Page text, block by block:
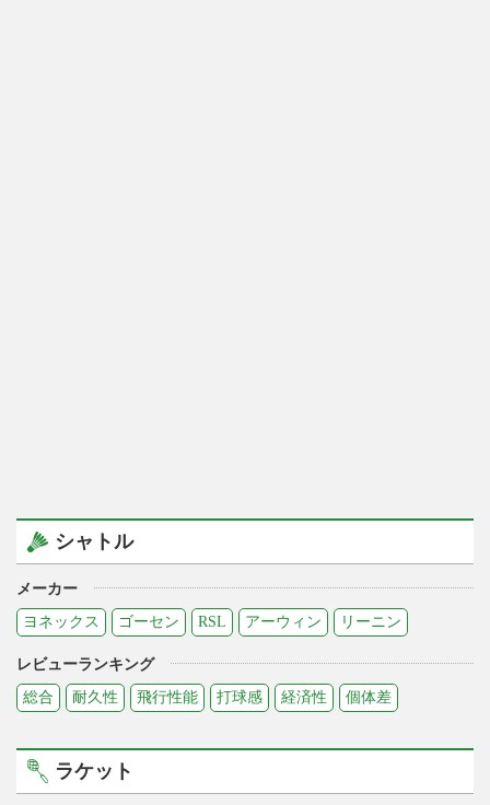
シャトル
メーカー
ヨネックス
ゴーセン RSL アーウィン リーニン
レビューランキング
総合
耐久性 飛行性能 打球感 経済性 個体差
ラケット